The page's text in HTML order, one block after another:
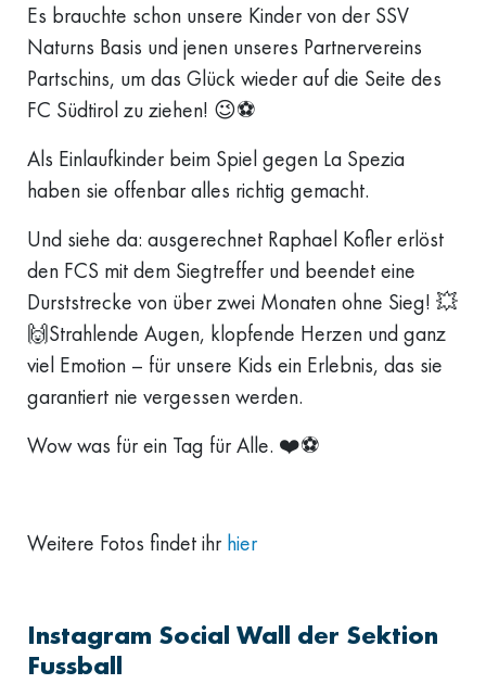
Es brauchte schon unsere Kinder von der SSV
Naturns Basis und jenen unseres Partnervereins
Partschins, um das Glück wieder auf die Seite des
FC Südtirol zu ziehen! 😉⚽
Als Einlaufkinder beim Spiel gegen La Spezia
haben sie offenbar alles richtig gemacht.
Und siehe da: ausgerechnet Raphael Kofler erlöst
den FCS mit dem Siegtreffer und beendet eine
Durststrecke von über zwei Monaten ohne Sieg! 💥
🙌Strahlende Augen, klopfende Herzen und ganz
viel Emotion – für unsere Kids ein Erlebnis, das sie
garantiert nie vergessen werden.
Wow was für ein Tag für Alle. ❤️⚽
Weitere Fotos findet ihr hier
Instagram Social Wall der Sektion
Fussball